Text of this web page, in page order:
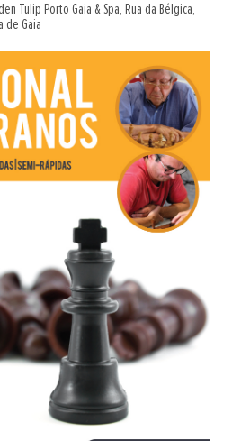
Tulip Porto Gaia & Spa, Rua da Bélgica,
de Gaia